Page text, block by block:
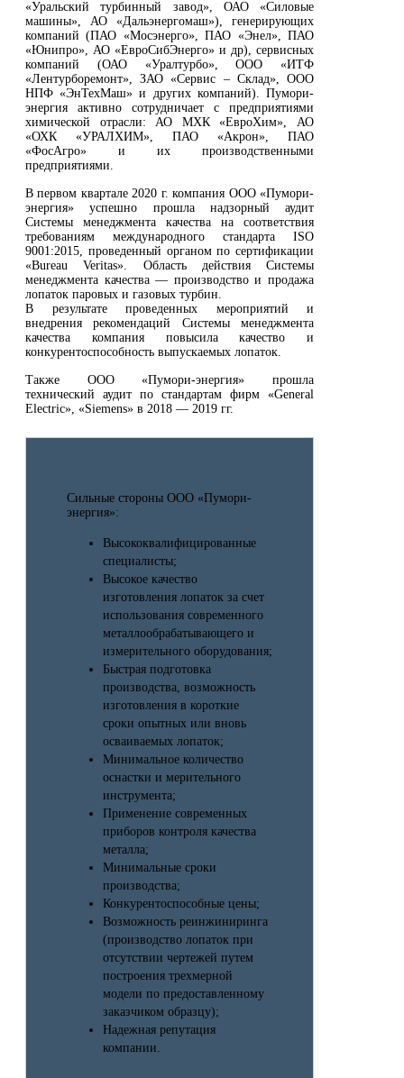
«Уральский турбинный завод», ОАО «Силовые
машины», АО «Дальэнергомаш»), генерирующих
компаний (ПАО «Мосэнерго», ПАО «Энел», ПАО
«Юнипро», АО «ЕвроСибЭнерго» и др), сервисных
компаний (ОАО «Уралтурбо», ООО «ИТФ
«Лентурборемонт», ЗАО «Сервис – Склад», ООО
НПФ «ЭнТехМаш» и других компаний). Пумори-
энергия активно сотрудничает с предприятиями
химической отрасли: АО МХК «ЕвроХим», АО
«ОХК «УРАЛХИМ», ПАО «Акрон», ПАО
«ФосАгро» и их производственными
предприятиями.
В первом квартале 2020 г. компания ООО «Пумори-
энергия» успешно прошла надзорный аудит
Системы менеджмента качества на соответствия
требованиям международного стандарта ISO
9001:2015, проведенный органом по сертификации
«Bureau Veritas». Область действия Системы
менеджмента качества — производство и продажа
лопаток паровых и газовых турбин.
В результате проведенных мероприятий и
внедрения рекомендаций Системы менеджмента
качества компания повысила качество и
конкурентоспособность выпускаемых лопаток.
Также ООО «Пумори-энергия» прошла
технический аудит по стандартам фирм «General
Electric», «Siemens» в 2018 — 2019 гг.
Cильные стороны ООО «Пумори-
энергия»:
Высококвалифицированные
специалисты;
Высокое качество
изготовления лопаток за счет
использования современного
металлообрабатывающего и
измерительного оборудования;
Быстрая подготовка
производства, возможность
изготовления в короткие
сроки опытных или вновь
осваиваемых лопаток;
Минимальное количество
оснастки и мерительного
инструмента;
Применение современных
приборов контроля качества
металла;
Минимальные сроки
производства;
Конкурентоспособные цены;
Возможность реинжиниринга
(производство лопаток при
отсутствии чертежей путем
построения трехмерной
модели по предоставленному
заказчиком образцу);
Надежная репутация
компании.